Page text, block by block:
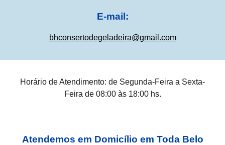
E-mail:
bhconsertodegeladeira@gmail.com
Horário de Atendimento: de Segunda-Feira a Sexta-
Feira de 08:00 às 18:00 hs.
Atendemos em Domicílio em Toda Belo